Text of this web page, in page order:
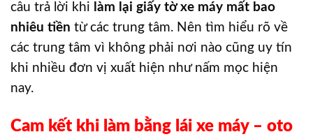
câu trả lời khi làm lại giấy tờ xe máy mất bao
nhiêu tiền từ các trung tâm. Nên tìm hiểu rõ về
các trung tâm vì không phải nơi nào cũng uy tín
khi nhiều đơn vị xuất hiện như nấm mọc hiện
nay.
Cam kết khi làm bằng lái xe máy – oto